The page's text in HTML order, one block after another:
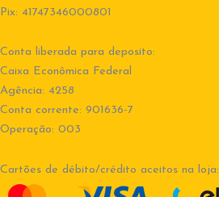
Pix: 41747346000801
Conta liberada para deposito:
Caixa Econômica Federal
Agência: 4258
Conta corrente: 901636-7
Operação: 003
Cartões de débito/crédito aceitos na loja: